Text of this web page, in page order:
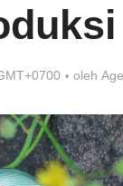
oleh